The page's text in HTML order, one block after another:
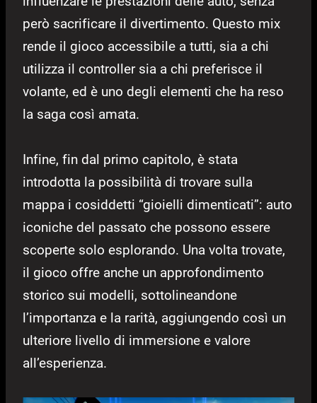
però sacrificare il divertimento. Questo mix
rende il gioco accessibile a tutti, sia a chi
utilizza il controller sia a chi preferisce il
volante, ed è uno degli elementi che ha reso
la saga così amata.
Infine, fin dal primo capitolo, è stata
introdotta la possibilità di trovare sulla
mappa i cosiddetti “gioielli dimenticati”: auto
iconiche del passato che possono essere
scoperte solo esplorando. Una volta trovate,
il gioco offre anche un approfondimento
storico sui modelli, sottolineandone
l’importanza e la rarità, aggiungendo così un
ulteriore livello di immersione e valore
all’esperienza.